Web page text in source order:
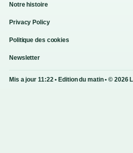
Notre histoire
Privacy Policy
Politique des cookies
Newsletter
Mis a jour 11:22 • Edition du matin • © 2026